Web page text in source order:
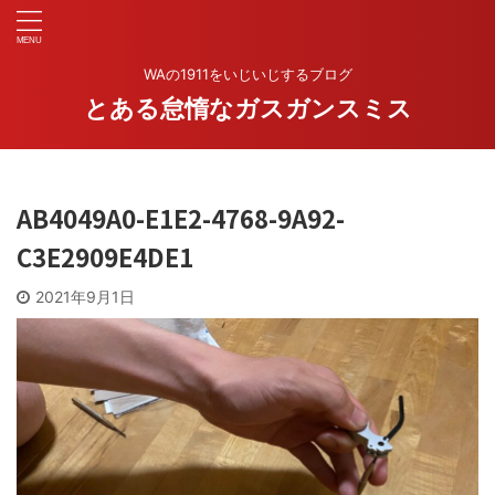
WAの1911をいじいじするブログ
とある怠惰なガスガンスミス
AB4049A0-E1E2-4768-9A92-
C3E2909E4DE1
2021年9月1日